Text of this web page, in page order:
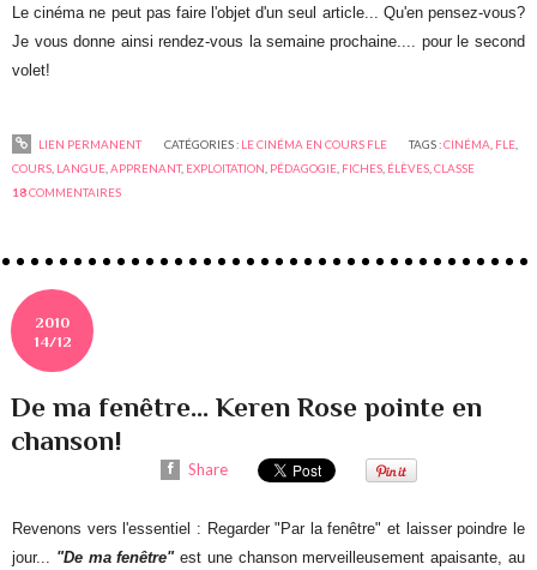
Le cinéma ne peut pas faire l'objet d'un seul article... Qu'en pensez-vous?
Je vous donne ainsi rendez-vous la semaine prochaine.... pour le second
volet!
LIEN PERMANENT CATÉGORIES : LE CINÉMA EN COURS FLE TAGS :CINÉMA FLE,
COURS LANGUE ,APPRENANT, EXPLOITATION PÉDAGOGIE FICHES ÉLÈVES ,CLASSE
18COMMENTAIRES
2010
14/12
De ma fenêtre... Keren Rose pointe en
chanson!
Share
Revenons vers l'essentiel : Regarder "Par la fenêtre" et laisser poindre le
jour... "De ma fenêtre"est une chanson merveilleusement apaisante, au